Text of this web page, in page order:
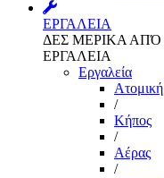
ΕΡΓΑΛΕΙΑ
ΔΕΣ ΜΕΡΙΚΑ
ΕΡΓΑΛΕΙΑ
Εργαλεία
/
Kήπος
/
Αέρας
/